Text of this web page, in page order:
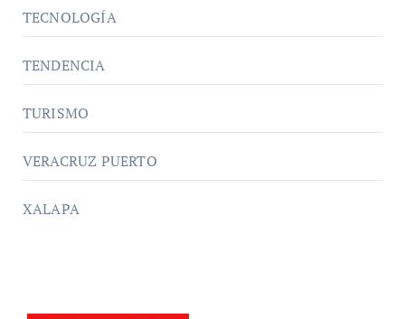
TECNOLOGÍA
TENDENCIA
TURISMO
VERACRUZ PUERTO
XALAPA